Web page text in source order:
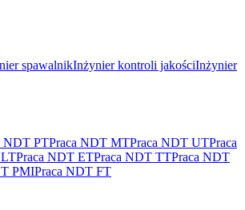
spawalnikInżynier kontroli jakościInżynier
NDT PTPraca NDT MTPraca NDT UTPraca
Praca NDT ETPraca NDT TTPraca NDT
PMIPraca NDT FT